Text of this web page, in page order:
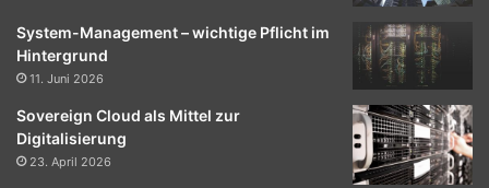
System-Management – wichtige Pflicht im
Hintergrund
11. Juni 2026
Sovereign Cloud als Mittel zur
Digitalisierung
23. April 2026